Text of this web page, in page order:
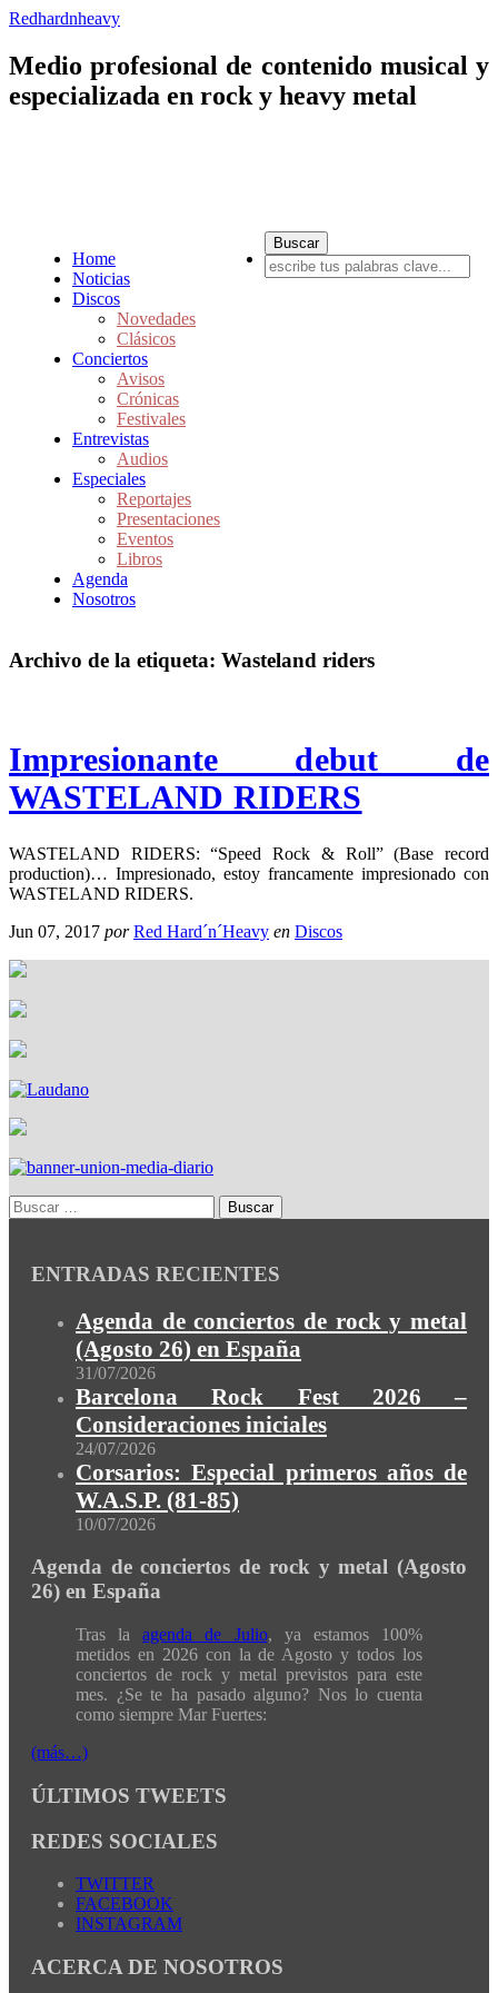
Redhardnheavy
Medio profesional de contenido musical y
especializada en rock y heavy metal
Home
Noticias
Discos
Novedades
Clásicos
Conciertos
Avisos
Crónicas
Festivales
Entrevistas
Audios
Especiales
Reportajes
Presentaciones
Eventos
Libros
Agenda
Nosotros
Archivo de la etiqueta: Wasteland riders
Impresionante debut de
WASTELAND RIDERS
WASTELAND RIDERS: “Speed Rock & Roll” (Base record
production)… Impresionado, estoy francamente impresionado con
WASTELAND RIDERS.
Jun 07, 2017 por Red Hard´n´Heavy en Discos
ENTRADAS RECIENTES
Agenda de conciertos de rock y metal
(Agosto 26) en España
31/07/2026
Barcelona Rock Fest 2026 –
Consideraciones iniciales
24/07/2026
Corsarios: Especial primeros años de
W.A.S.P. (81-85)
10/07/2026
Agenda de conciertos de rock y metal (Agosto
26) en España
Tras laagenda de Julio, ya estamos 100%
metidos en 2026 con la de Agosto y todos los
conciertos de rock y metal previstos para este
mes. ¿Se te ha pasado alguno? Nos lo cuenta
como siempre Mar Fuertes:
(más…)
ÚLTIMOS TWEETS
REDES SOCIALES
TWITTER
FACEBOOK
INSTAGRAM
ACERCA DE NOSOTROS